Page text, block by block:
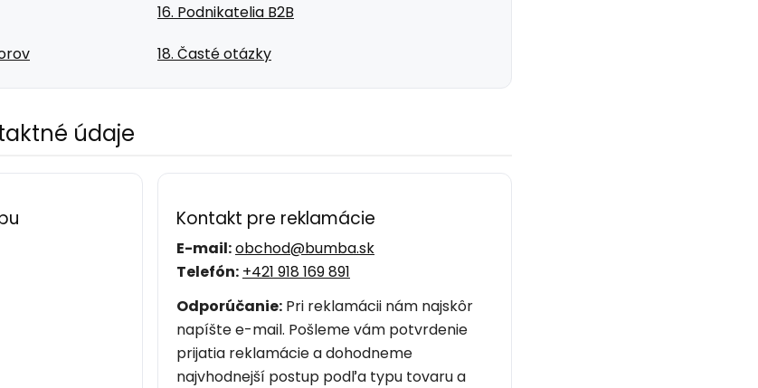
16. Podnikatelia B2B
18. Časté otázky
údaje
Kontakt pre reklamácie
E-mail:obchod@bumba.sk
Telefón: +421 918 169 891
Odporúčanie: Pri reklamácii nám najskôr
napíšte e-mail. Pošleme vám potvrdenie
prijatia reklamácie a dohodneme
najvhodnejší postup podľa typu tovaru a